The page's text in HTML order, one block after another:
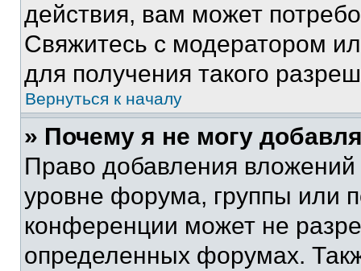
действия, вам может
Свяжитесь с модератором
для получения такого
Вернуться к началу
» Почему я не могу
Право добавления
уровне форума, группы или
конференции может не
определенных форумах.